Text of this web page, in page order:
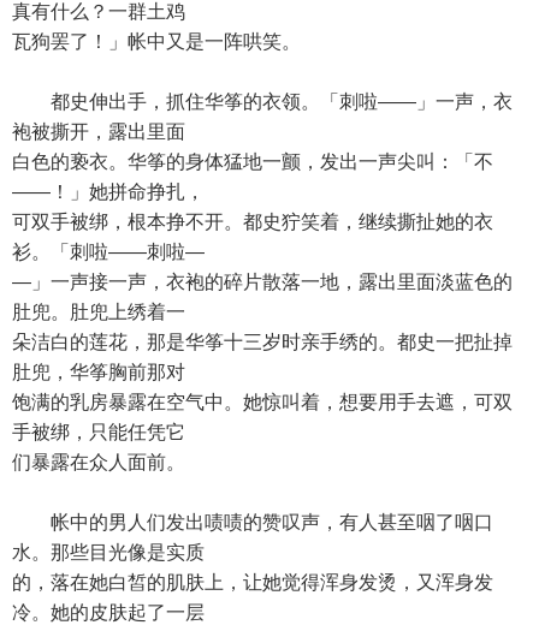
真有什么？一群土鸡
瓦狗罢了！」帐中又是一阵哄笑。
都史伸出手，抓住华筝的衣领。「刺啦——」一声，衣
袍被撕开，露出里面
白色的亵衣。华筝的身体猛地一颤，发出一声尖叫：「不
——！」她拼命挣扎，
可双手被绑，根本挣不开。都史狞笑着，继续撕扯她的衣
衫。「刺啦——刺啦—
—」一声接一声，衣袍的碎片散落一地，露出里面淡蓝色的
肚兜。肚兜上绣着一
朵洁白的莲花，那是华筝十三岁时亲手绣的。都史一把扯掉
肚兜，华筝胸前那对
饱满的乳房暴露在空气中。她惊叫着，想要用手去遮，可双
手被绑，只能任凭它
们暴露在众人面前。
帐中的男人们发出啧啧的赞叹声，有人甚至咽了咽口
水。那些目光像是实质
的，落在她白皙的肌肤上，让她觉得浑身发烫，又浑身发
冷。她的皮肤起了一层